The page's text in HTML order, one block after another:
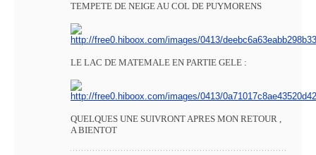
TEMPETE DE NEIGE AU COL DE PUYMORENS
LE LAC DE MATEMALE EN PARTIE GELE :
QUELQUES UNE SUIVRONT APRES MON RETOUR ,
A BIENTOT